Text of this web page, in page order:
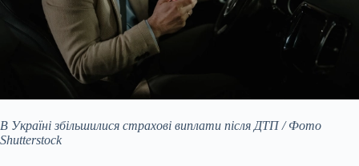
В Україні збільшилися страхові виплати після ДТП / Фото
Shutterstock